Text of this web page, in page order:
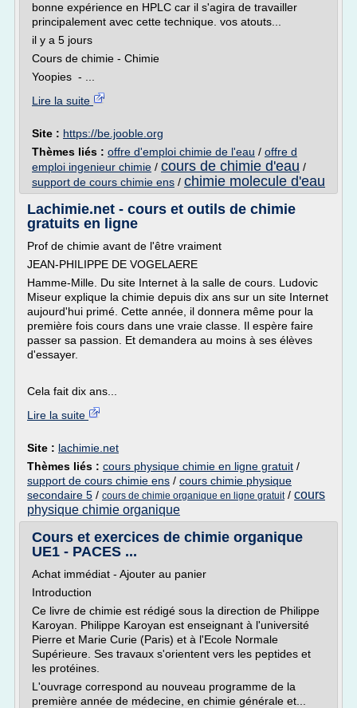
bonne expérience en HPLC car il s'agira de travailler
principalement avec cette technique. vos atouts...
il y a 5 jours
Cours de chimie - Chimie
Yoopies - ...
Lire la suite
Site : https://be.jooble.org
Thèmes liés : offre d'emploi chimie de l'eau / offre d
emploi ingenieur chimie / cours de chimie d'eau /
support de cours chimie ens / chimie molecule d'eau
Lachimie.net - cours et outils de chimie
gratuits en ligne
Prof de chimie avant de l'être vraiment
JEAN-PHILIPPE DE VOGELAERE
Hamme-Mille. Du site Internet à la salle de cours. Ludovic
Miseur explique la chimie depuis dix ans sur un site Internet
aujourd'hui primé. Cette année, il donnera même pour la
première fois cours dans une vraie classe. Il espère faire
passer sa passion. Et demandera au moins à ses élèves
d'essayer.
Cela fait dix ans...
Lire la suite
Site : lachimie.net
Thèmes liés : cours physique chimie en ligne gratuit /
support de cours chimie ens / cours chimie physique
secondaire 5 / cours de chimie organique en ligne gratuit/ cours
physique chimie organique
Cours et exercices de chimie organique
UE1 - PACES ...
Achat immédiat - Ajouter au panier
Introduction
Ce livre de chimie est rédigé sous la direction de Philippe
Karoyan. Philippe Karoyan est enseignant à l'université
Pierre et Marie Curie (Paris) et à l'Ecole Normale
Supérieure. Ses travaux s'orientent vers les peptides et
les protéines.
L'ouvrage correspond au nouveau programme de la
première année de médecine, en chimie générale et...